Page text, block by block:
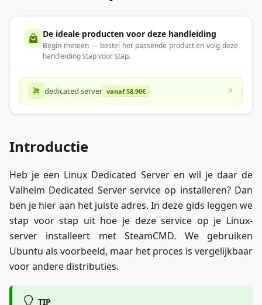
De ideale producten voor deze handleiding
Begin meteen — bestel het passende product en volg deze
handleiding stap voor stap.
dedicated server vanaf 58.90€
Introductie
Heb je een Linux Dedicated Server en wil je daar de
Valheim Dedicated Server service op installeren? Dan
ben je hier aan het juiste adres. In deze gids leggen we
stap voor stap uit hoe je deze service op je Linux-
server installeert met SteamCMD. We gebruiken
Ubuntu als voorbeeld, maar het proces is vergelijkbaar
voor andere distributies.
TIP